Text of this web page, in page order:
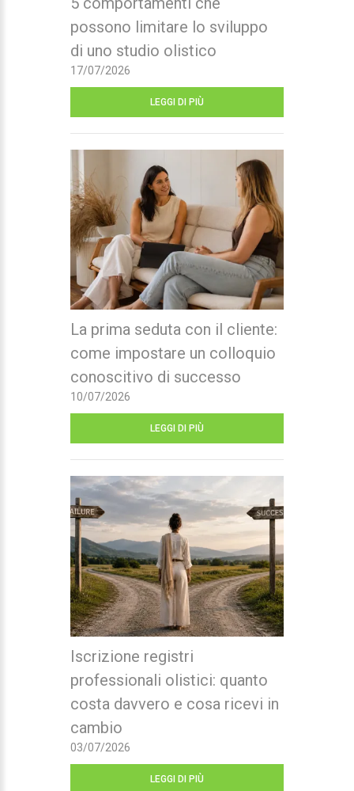
possono limitare lo sviluppo
di uno studio olistico
17/07/2026
LEGGI DI PIÙ
La prima seduta con il cliente:
come impostare un colloquio
conoscitivo di successo
10/07/2026
LEGGI DI PIÙ
Iscrizione registri
professionali olistici: quanto
costa davvero e cosa ricevi in
cambio
03/07/2026
LEGGI DI PIÙ